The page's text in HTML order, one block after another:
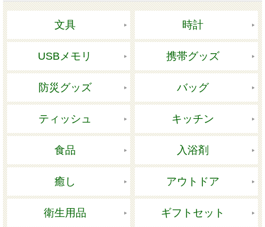
文具 時計
USBメモリ 携帯グッズ
防災グッズ バッグ
ティッシュ キッチン
食品 入浴剤
癒し アウトドア
衛生用品 ギフトセット